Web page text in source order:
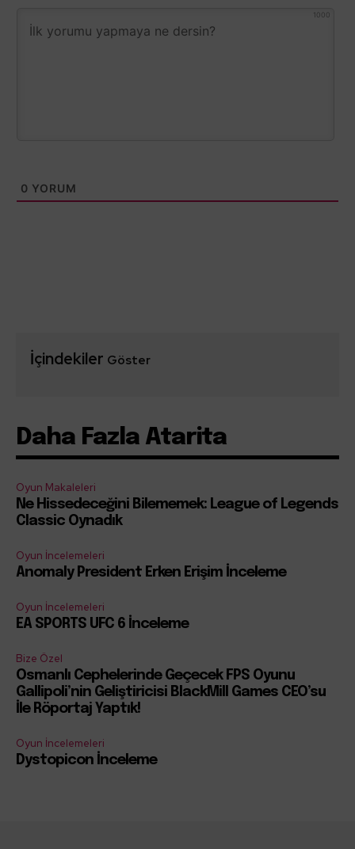
1000
0 YORUM
İçindekiler Göster
Daha Fazla Atarita
Oyun Makaleleri
Ne Hissedeceğini Bilememek: League of Legends
Classic Oynadık
Oyun İncelemeleri
Anomaly President Erken Erişim İnceleme
Oyun İncelemeleri
EA SPORTS UFC 6 İnceleme
Bize Özel
Osmanlı Cephelerinde Geçecek FPS Oyunu
Gallipoli’nin Geliştiricisi BlackMill Games CEO’su
İle Röportaj Yaptık!
Oyun İncelemeleri
Dystopicon İnceleme